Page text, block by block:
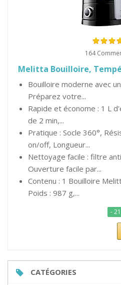
164
Melitta Bouilloire,
Bouilloire moderne avec
Préparez votre...
Rapide et économe : 1 L
de 2 min,...
Pratique : Socle 360°,
on/off, Longueur...
Nettoyage facile : filtre
Ouverture facile par...
Contenu : 1 Bouilloire
Poids : 987 g,...
-
CATÉGORIES